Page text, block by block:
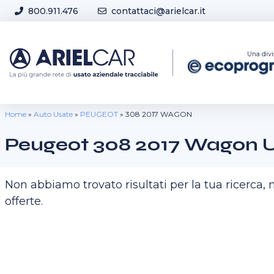
Skip to content
800.911.476
contattaci@arielcar.it
Una
Home » Auto Usate » PEUGEOT » 308 2017 WAGON
Peugeot 308 2017 Wagon
Non abbiamo trovato risultati per la tua
offerte.